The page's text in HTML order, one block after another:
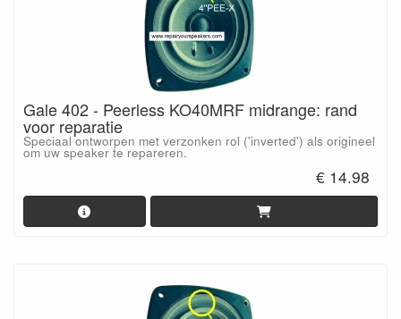
Gale 402 - Peerless KO40MRF midrange: rand
voor reparatie
Speciaal ontworpen met verzonken rol ('inverted') als origineel
om uw speaker te repareren.
€ 14.98